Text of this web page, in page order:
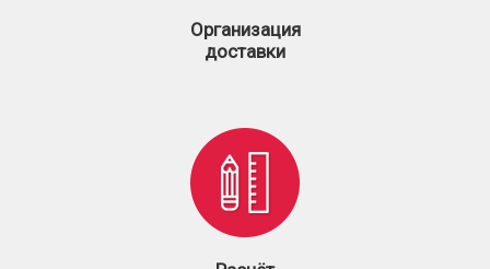
Организация
доставки